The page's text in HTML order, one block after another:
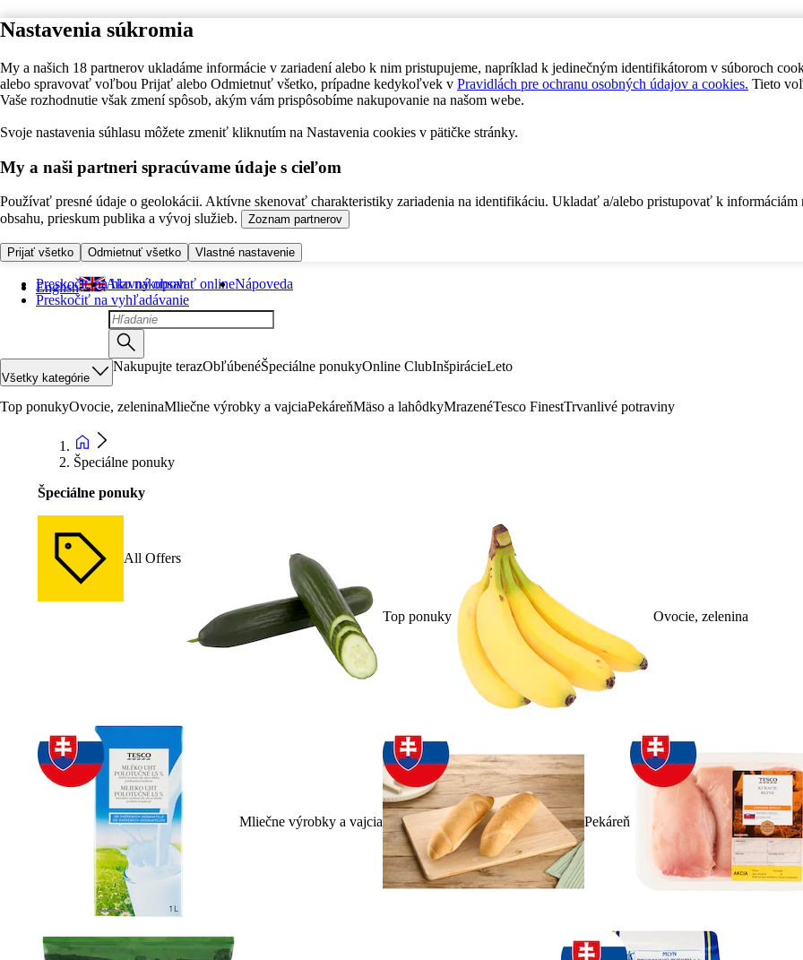
Nastavenia súkromia
My a našich 18 partnerov ukladáme informácie v zariadení alebo k nim pristupujeme, napríklad k jedinečným identifikátorom v súboroch
alebo spravovať voľbou Prijať alebo Odmietnuť všetko, prípadne kedykoľvek v Pravidlách pre ochranu osobných údajov a cookies. Tieto
Vaše rozhodnutie však zmení spôsob, akým vám prispôsobíme nakupovanie na našom webe.
Svoje nastavenia súhlasu môžete zmeniť kliknutím na Nastavenia cookies v pätičke stránky.
My a naši partneri spracúvame údaje s cieľom
Používať presné údaje o geolokácii. Aktívne skenovať charakteristiky zariadenia na identifikáciu. Ukladať a/alebo pristupovať k informáciám
obsahu, prieskum publika a vývoj služieb.
Zoznam partnerov
Prijať všetko Odmietnuť všetko Vlastné nastavenie
Preskočiť na hlavný obsah
Preskočiť na vyhľadávanie
English Ako nakupovať onlineNápoveda
Všetky kategórie
Nakupujte terazObľúbenéŠpeciálne ponukyOnline ClubInšpirácieLeto
Top ponukyOvocie, zeleninaMliečne výrobky a vajciaPekáreňMäso a lahôdkyMrazenéTesco FinestTrvanlivé potraviny
Špeciálne ponuky
Špeciálne ponuky
All Offers
Top ponuky Ovocie, zelenina
Mliečne výrobky a vajcia Pekáreň